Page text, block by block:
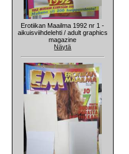
Erotiikan Maailma 1992 nr 1 -
aikuisviihdelehti / adult graphics
magazine
Näytä